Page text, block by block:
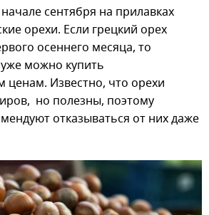
сентября на прилавках
орехи. Если грецкий орех
осеннего месяца, то
можно купить
Известно, что орехи
но полезны, поэтому
отказываться от них даже